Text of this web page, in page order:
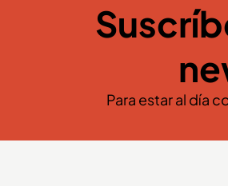
Para estar al día